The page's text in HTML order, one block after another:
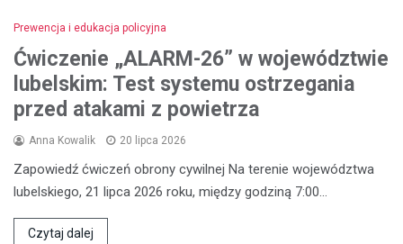
Prewencja i edukacja policyjna
Ćwiczenie „ALARM-26” w województwie
lubelskim: Test systemu ostrzegania
przed atakami z powietrza
Anna Kowalik 20 lipca 2026
Zapowiedź ćwiczeń obrony cywilnej Na terenie województwa
lubelskiego, 21 lipca 2026 roku, między godziną 7:00…
Czytaj dalej